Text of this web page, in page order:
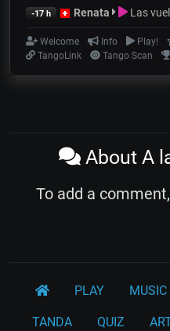
-17 h Renata Las
Welcome Info Play!
TangoLink
Tango Scan
About A
To add a
PLAY MUSIC
TANDA QUIZ